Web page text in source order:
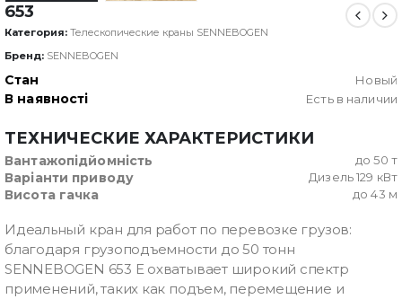
653
Категория: Телескопические краны SENNEBOGEN
Бренд: SENNEBOGEN
Стан Новый
В наявності Есть в наличии
ТЕХНИЧЕСКИЕ ХАРАКТЕРИСТИКИ
Вантажопідйомність до 50 т
Варіанти приводу Дизель 129 кВт
Висота гачка до 43 м
Идеальный кран для работ по перевозке грузов:
благодаря грузоподъемности до 50 тонн
SENNEBOGEN 653 E охватывает широкий спектр
применений, таких как подъем, перемещение и